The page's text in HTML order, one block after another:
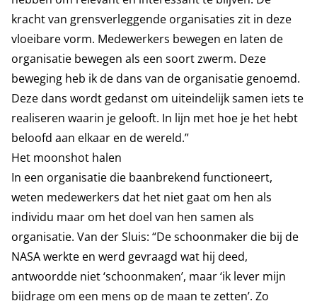
kracht van grensverleggende organisaties zit in deze
vloeibare vorm. Medewerkers bewegen en laten de
organisatie bewegen als een soort zwerm. Deze
beweging heb ik de dans van de organisatie genoemd.
Deze dans wordt gedanst om uiteindelijk samen iets te
realiseren waarin je gelooft. In lijn met hoe je het hebt
beloofd aan elkaar en de wereld.”
Het moonshot halen
In een organisatie die baanbrekend functioneert,
weten medewerkers dat het niet gaat om hen als
individu maar om het doel van hen samen als
organisatie. Van der Sluis: “De schoonmaker die bij de
NASA werkte en werd gevraagd wat hij deed,
antwoordde niet ‘schoonmaken’, maar ‘ik lever mijn
bijdrage om een mens op de maan te zetten’. Zo